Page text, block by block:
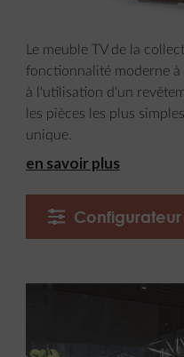
Le meuble TV de la
fonctionnalité moderne à
à l'utilisation d'un
les pièces les plus
unique.
en savoir plus
Configurateur